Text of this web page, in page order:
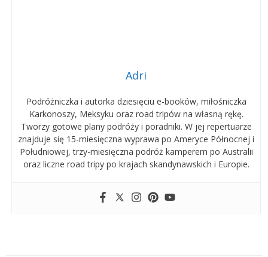
Adri
Podróżniczka i autorka dziesięciu e-booków, miłośniczka
Karkonoszy, Meksyku oraz road tripów na własną rękę.
Tworzy gotowe plany podróży i poradniki. W jej repertuarze
znajduje się 15-miesięczna wyprawa po Ameryce Północnej i
Południowej, trzy-miesięczna podróż kamperem po Australii
oraz liczne road tripy po krajach skandynawskich i Europie.